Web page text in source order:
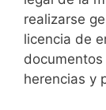
realizarse
licencia de
herencias y